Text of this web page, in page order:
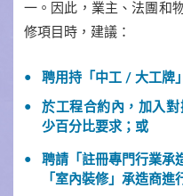
一。因此，業主、法團和
修項目時，建議：
聘用持「中工 / 大工牌
於工程合約內，加入
少百分比要求；或
聘請「註冊專門行業承
「室內裝修」承造商